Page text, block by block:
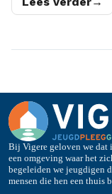
Bij Vigere geloven we dat
een omgeving waar het
begeleiden we jeugdigen
mensen die hen een thuis